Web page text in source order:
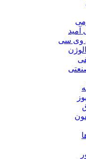
آمید
وی سی